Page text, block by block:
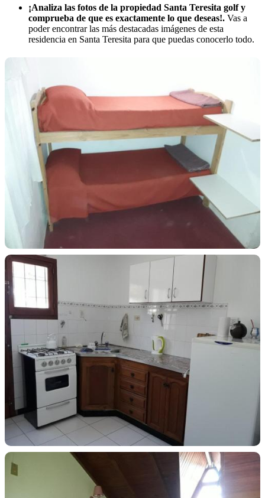
¡Analiza las fotos de la propiedad Santa Teresita golf y
comprueba de que es exactamente lo que deseas!. Vas a
poder encontrar las más destacadas imágenes de esta
residencia en Santa Teresita para que puedas conocerlo todo.